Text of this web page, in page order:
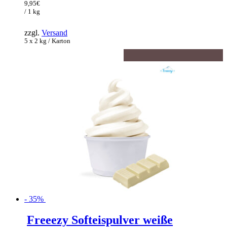
153,00€
ist:
5 x 2 kg / Karton
9,95€
/ 1 kg
zzgl. Versand
- 35%
Freeezy Softeispulver weiße